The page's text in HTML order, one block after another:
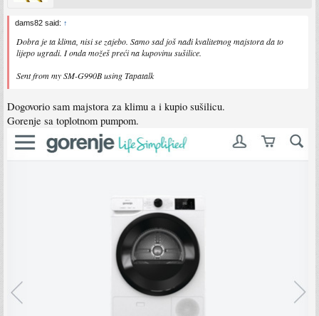
dams82 said: ↑
Dobra je ta klima, nisi se zajebo. Samo sad još nađi kvalitetnog majstora da to
lijepo ugradi. I onda možeš preći na kupovinu sušilice.
Sent from my SM-G990B using Tapatalk
Dogovorio sam majstora za klimu a i kupio sušilicu.
Gorenje sa toplotnom pumpom.